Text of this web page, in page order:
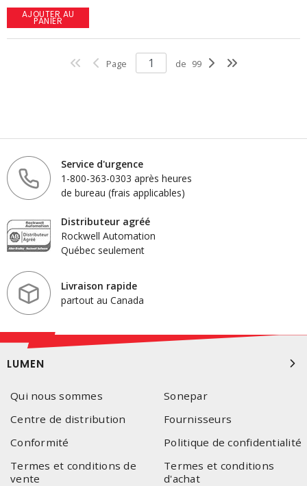
AJOUTER AU
PANIER
Page de 99
Service d'urgence
1-800-363-0303 après heures
de bureau (frais applicables)
Distributeur agréé
Rockwell Automation
Québec seulement
Livraison rapide
partout au Canada
LUMEN
Qui nous sommes
Sonepar
Centre de distribution
Fournisseurs
Conformité
Politique de confidentialité
Termes et conditions de
vente
Termes et conditions
d'achat